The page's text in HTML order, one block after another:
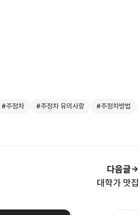
#주정차 #주정차 유의사항
#주정차방법
대학가 맛집
다음글